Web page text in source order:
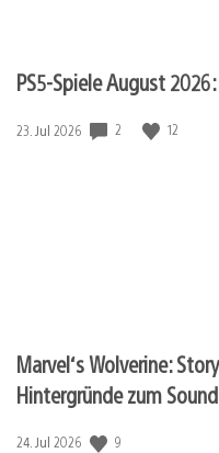
PS5-Spiele August
Veröffentlichungsdatum:
23. Jul 2026 2 12
Marvel‘s Wolverine:
Hintergründe zum
Veröffentlichungsdatum:
24. Jul 2026 9